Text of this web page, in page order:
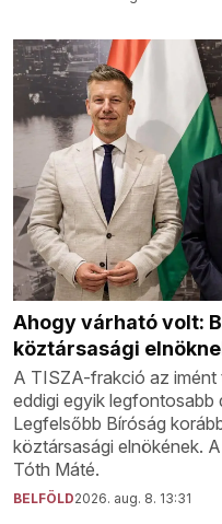
Ahogy várható volt:
köztársasági
A TISZA-frakció az
eddigi egyik legfontosabb
Legfelsőbb Bíróság
köztársasági elnökének.
Tóth Máté.
BELFÖLD2026. aug. 8. 13:31